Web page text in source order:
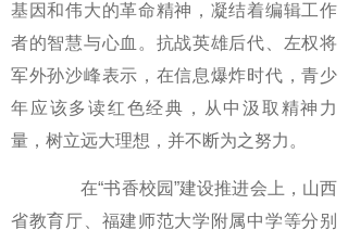
基因和伟大的革命精神，凝结着编辑工作
者的智慧与心血。抗战英雄后代、左权将
军外孙沙峰表示，在信息爆炸时代，青少
年应该多读红色经典，从中汲取精神力
量，树立远大理想，并不断为之努力。
在“书香校园”建设推进会上，山西
省教育厅、福建师范大学附属中学等分别